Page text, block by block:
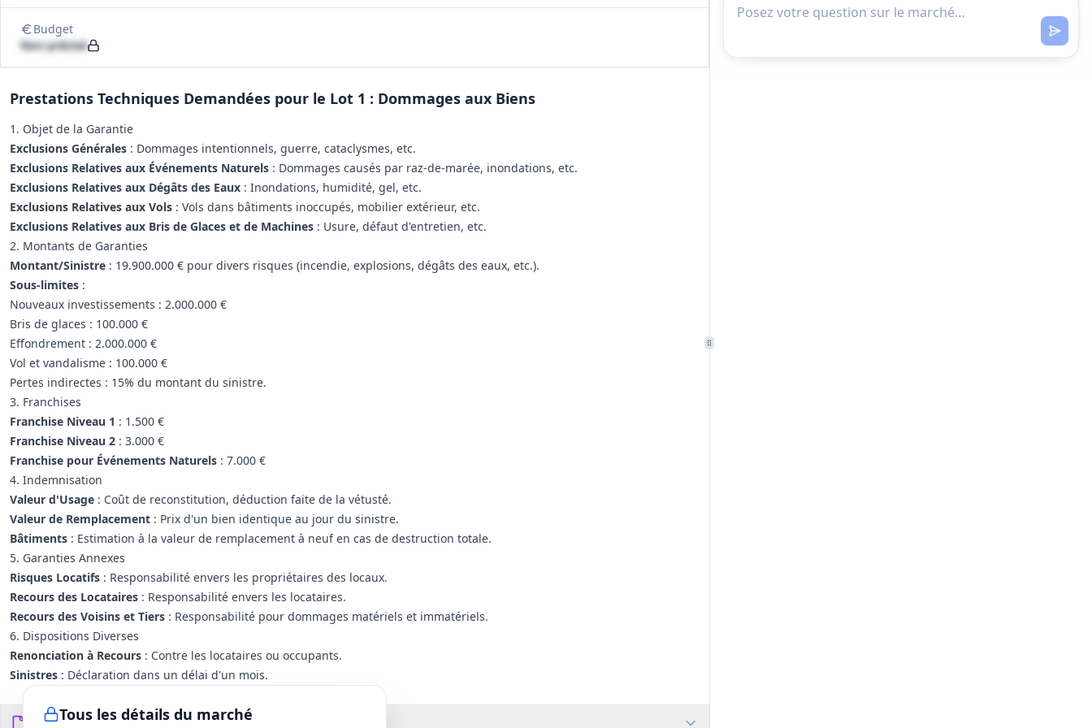
Budget
Non précisé
Prestations Techniques Demandées pour le Lot 1 : Dommages aux Biens
1. Objet de la Garantie
Exclusions Générales : Dommages intentionnels, guerre, cataclysmes, etc.
Exclusions Relatives aux Événements Naturels : Dommages causés par raz-de-marée, inondations, etc.
Exclusions Relatives aux Dégâts des Eaux : Inondations, humidité, gel, etc.
Exclusions Relatives aux Vols : Vols dans bâtiments inoccupés, mobilier extérieur, etc.
Exclusions Relatives aux Bris de Glaces et de Machines : Usure, défaut d'entretien, etc.
2. Montants de Garanties
Montant/Sinistre : 19.900.000 € pour divers risques (incendie, explosions, dégâts des eaux, etc.).
Sous-limites :
Nouveaux investissements : 2.000.000 €
Bris de glaces : 100.000 €
Effondrement : 2.000.000 €
Vol et vandalisme : 100.000 €
Pertes indirectes : 15% du montant du sinistre.
3. Franchises
Franchise Niveau 1 : 1.500 €
Franchise Niveau 2 : 3.000 €
Franchise pour Événements Naturels : 7.000 €
4. Indemnisation
Valeur d'Usage : Coût de reconstitution, déduction faite de la vétusté.
Valeur de Remplacement : Prix d'un bien identique au jour du sinistre.
Bâtiments : Estimation à la valeur de remplacement à neuf en cas de destruction totale.
5. Garanties Annexes
Risques Locatifs : Responsabilité envers les propriétaires des locaux.
Recours des Locataires : Responsabilité envers les locataires.
Recours des Voisins et Tiers : Responsabilité pour dommages matériels et immatériels.
6. Dispositions Diverses
Renonciation à Recours : Contre les locataires ou occupants.
Sinistres : Déclaration dans un délai d'un mois.
Tous les détails du marché
Documents du DCE 10fichiers